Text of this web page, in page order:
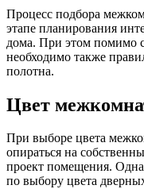
Процесс подбора
этапе планирования
дома. При этом помимо
необходимо также
полотна.
Цвет
При выборе цвета
опираться на
проект помещения.
по выбору цвета